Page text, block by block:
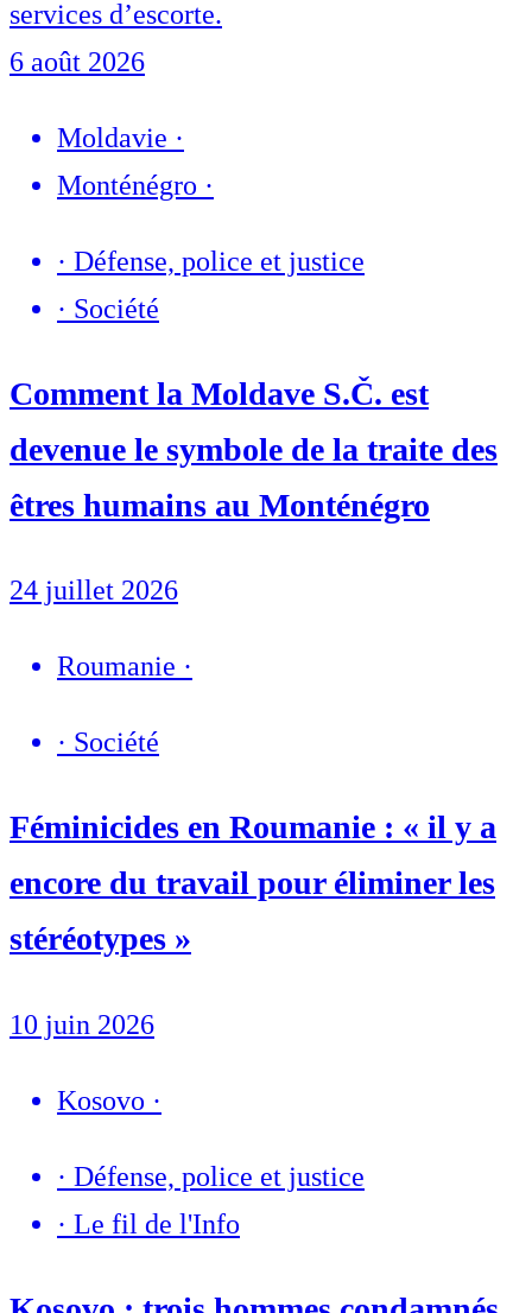
services d’escorte.
6 août 2026
Moldavie ·
Monténégro ·
· Défense, police et justice
· Société
Comment la Moldave S.Č. est
devenue le symbole de la traite des
êtres humains au Monténégro
24 juillet 2026
Roumanie ·
· Société
Féminicides en Roumanie : « il y a
encore du travail pour éliminer les
stéréotypes »
10 juin 2026
Kosovo ·
· Défense, police et justice
· Le fil de l'Info